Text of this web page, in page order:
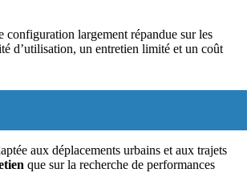
configuration largement répandue sur les
d’utilisation, un entretien limité et un coût
aux déplacements urbains et aux trajets
que sur la recherche de performances